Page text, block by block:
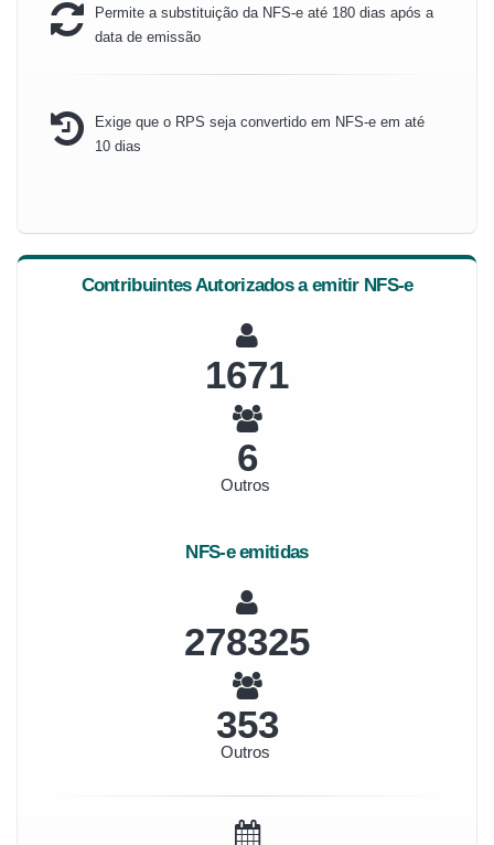
Permite a substituição da NFS-e até 180 dias após a
data de emissão
Exige que o RPS seja convertido em NFS-e em até
10 dias
Contribuintes Autorizados a emitir NFS-e
1790
6
Outros
NFS-e emitidas
321144
407
Outros